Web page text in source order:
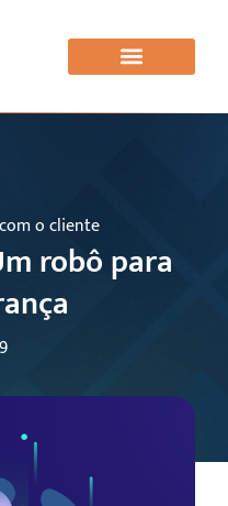
o cliente
robô para